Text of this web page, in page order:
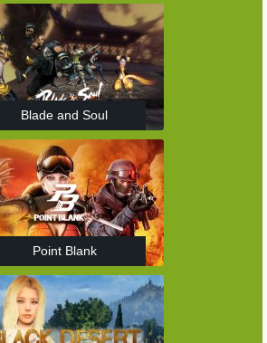
Blade and Soul
Point Blank